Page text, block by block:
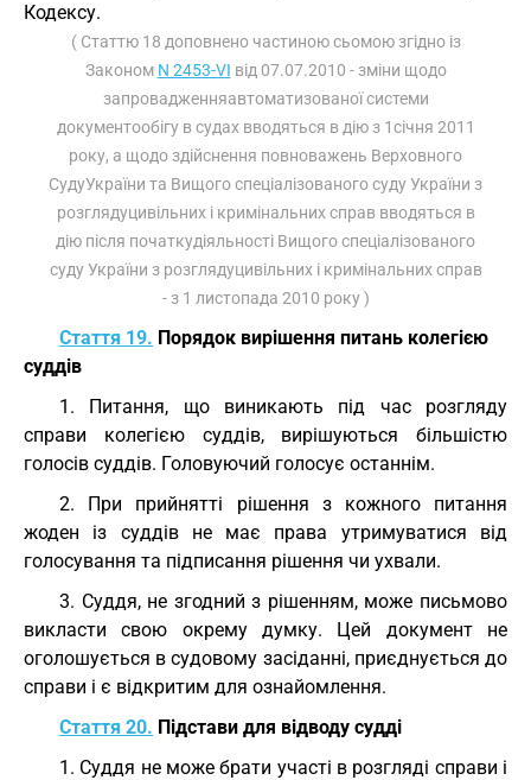
Кодексу.
( Статтю 18 доповнено частиною сьомою згідно із
Законом N 2453-VI від 07.07.2010 - зміни щодо
запровадженняавтоматизованої системи
документообігу в судах вводяться в дію з 1січня 2011
року, а щодо здійснення повноважень Верховного
СудуУкраїни та Вищого спеціалізованого суду України з
розглядуцивільних і кримінальних справ вводяться в
дію після початкудіяльності Вищого спеціалізованого
суду України з розглядуцивільних і кримінальних справ
- з 1 листопада 2010 року )
Стаття 19. Порядок вирішення питань колегією
суддів
1. Питання, що виникають під час розгляду
справи колегією суддів, вирішуються більшістю
голосів суддів. Головуючий голосує останнім.
2. При прийнятті рішення з кожного питання
жоден із суддів не має права утримуватися від
голосування та підписання рішення чи ухвали.
3. Суддя, не згодний з рішенням, може письмово
викласти свою окрему думку. Цей документ не
оголошується в судовому засіданні, приєднується до
справи і є відкритим для ознайомлення.
Стаття 20. Підстави для відводу судді
1. Суддя не може брати участі в розгляді справи і